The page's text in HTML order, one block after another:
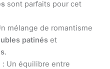
sont parfaits pour cet
mélange de romantisme
patinés et
.
: Un équilibre entre